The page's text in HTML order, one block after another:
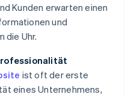
Kunden erwarten einen
und
die Uhr.
ist oft der erste
eines Unternehmens,